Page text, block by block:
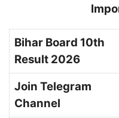
Bihar Board 10th
Result 2026
Join Telegram
Channel